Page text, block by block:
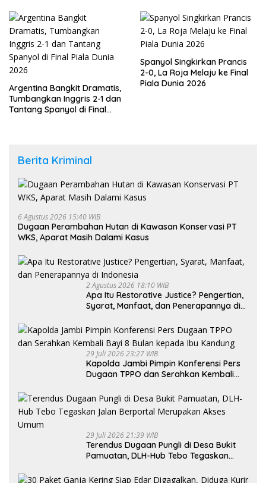
Argentina Bangkit Dramatis,
Tumbangkan Inggris 2-1 dan
Tantang Spanyol di Final
Spanyol Singkirkan Prancis
2-0, La Roja Melaju ke Final
Piala Dunia 2026
Berita Kriminal
6 Agustus 2026 15:40 WIB
Dugaan Perambahan Hutan di Kawasan Konservasi PT
WKS, Aparat Masih Dalami Kasus
2 Agustus 2026 18:10 WIB
Apa Itu Restorative Justice? Pengertian,
Syarat, Manfaat, dan Penerapannya di
29 Juli 2026 23:27 WIB
Kapolda Jambi Pimpin Konferensi Pers
Dugaan TPPO dan Serahkan Kembali
29 Juli 2026 21:39 WIB
Terendus Dugaan Pungli di Desa Bukit
Pamuatan, DLH-Hub Tebo Tegaskan
Umum